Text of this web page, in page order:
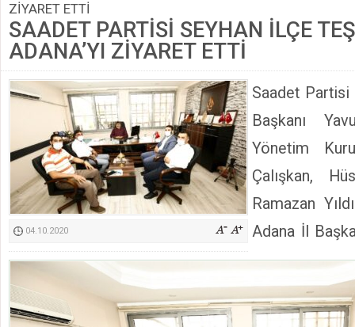
HDP İL BİNASININ ÖNÜNDE ANNELER TARİH
CEYHAN TİCARET ODASI
BÖLGEMİZ ÇUKUROVA’DA 2019 YILI PAMUK
İyi Parti Yüreğir İlçe Başkanı Enis Akyürek
Kimyasallardan Koruma Derneği Başkanı Cennet Çelik
ZİYARET ETTİ
SAADET PARTİSİ SEYHAN İLÇE
ADANA’YI ZİYARET ETTİ
04.10.2020
Saadet
Başkanı
Yönetim
Çalışkan,
Ramazan
Adana İl